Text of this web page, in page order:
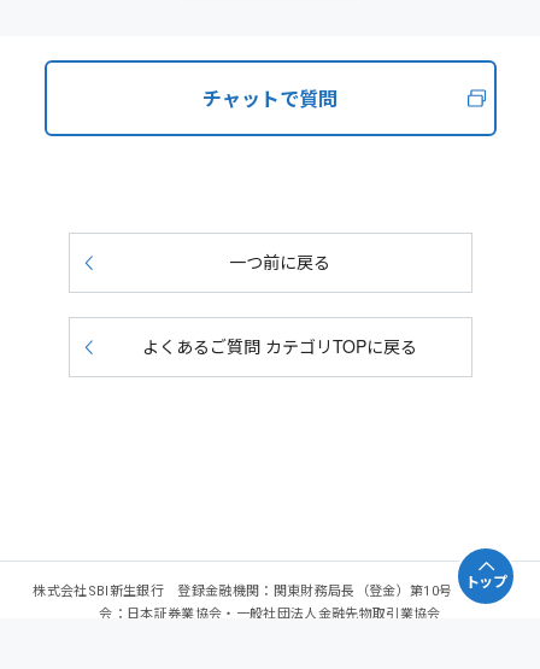
チャットで質問
一つ前に戻る
よくあるご質問 カテゴリTOPに戻る
株式会社SBI新生銀行 登録金融機関：関東財務局長（登金）第10号 加入協
会：日本証券業協会・一般社団法人金融先物取引業協会
トップ